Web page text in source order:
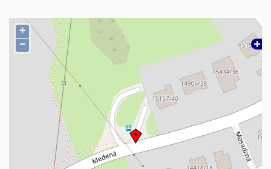
+
−